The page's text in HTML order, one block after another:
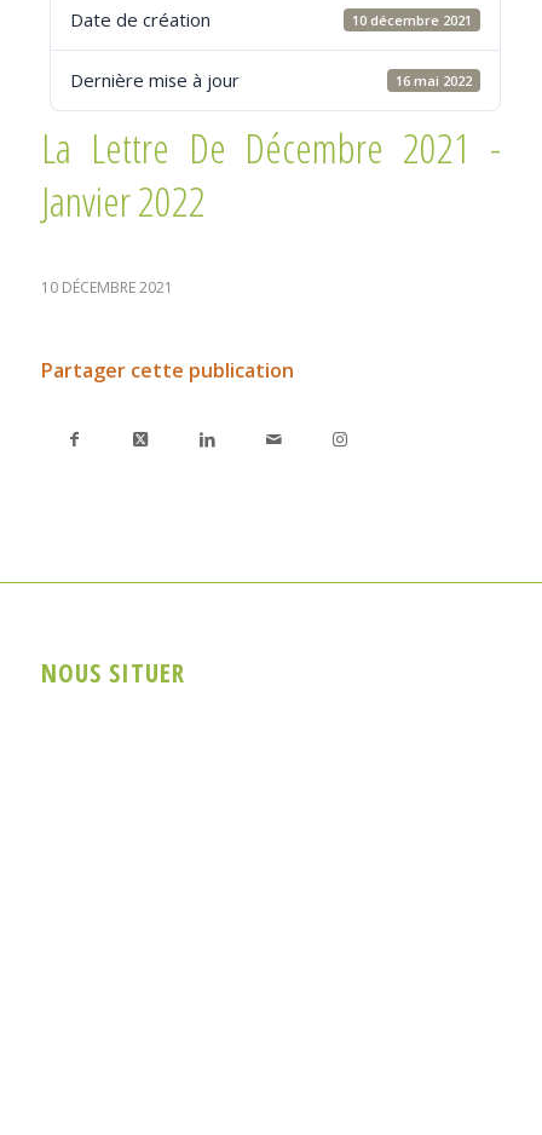
Date de création 10 décembre 2021
Dernière mise à jour 16 mai 2022
La Lettre De Décembre 2021 -
Janvier 2022
10 DÉCEMBRE 2021
Partager cette publication
NOUS SITUER